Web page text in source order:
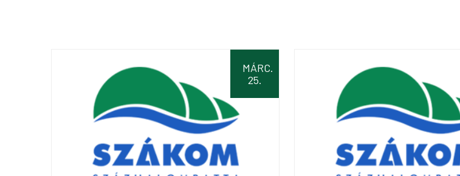
MÁRC.
25.